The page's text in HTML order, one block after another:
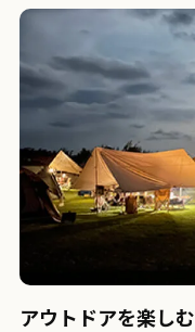
アウトドアを楽しむ